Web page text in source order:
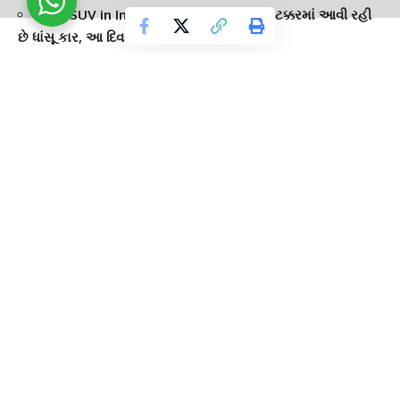
New SUV in India : ક્રેટા અને સેલ્ટોસની ટક્કરમાં આવી રહી
છે ધાંસૂ કાર, આ દિવસે થશે લોન્ચ